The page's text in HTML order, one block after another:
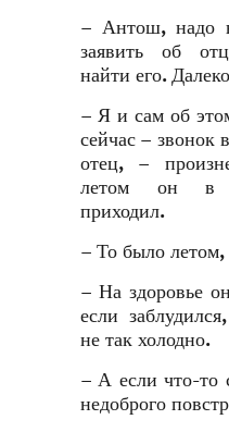
– Антош, надо
заявить об
найти его.
– Я и сам об
сейчас – звонок
отец, –
летом он в
приходил.
– То было летом,
– На здоровье
если
не так холодно.
– А если что-то
недоброго